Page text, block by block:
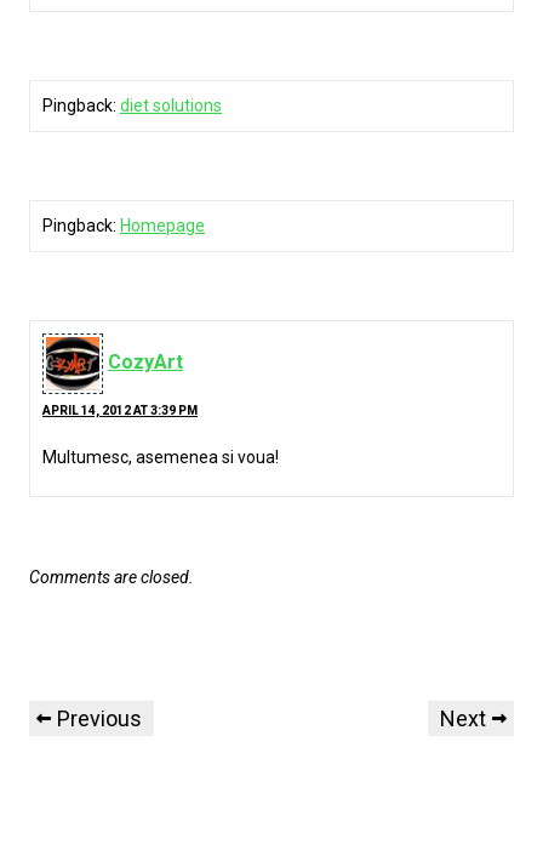
Pingback: diet solutions
Pingback: Homepage
CozyArt
APRIL 14, 2012 AT 3:39 PM
Multumesc, asemenea si voua!
Comments are closed.
Previous Next